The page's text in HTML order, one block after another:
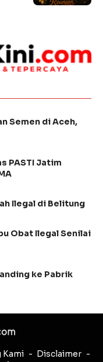
Semen di Aceh,
PASTI Jatim
Ilegal di Belitung
Obat Ilegal Senilai
ke Pabrik
Kami
Disclaimer